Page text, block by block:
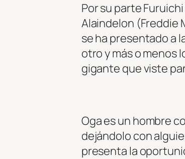
Por su parte
Alaindelon (Freddie
se ha presentado a
otro y más o menos
gigante que viste
Oga es un hombre
dejándolo con
presenta la